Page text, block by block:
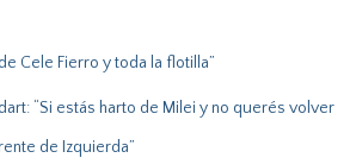
Cele Fierro y toda la flotilla”
“Si estás harto de Milei y no querés volver
de Izquierda”